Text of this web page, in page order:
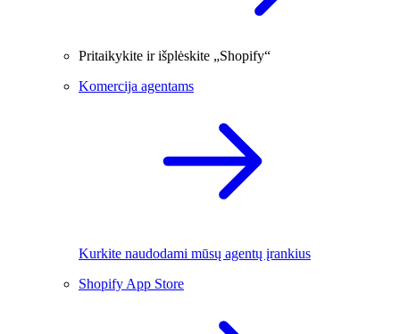
Pritaikykite ir išplėskite „Shopify“
Komercija agentams
Kurkite naudodami mūsų agentų įrankius
Shopify App Store